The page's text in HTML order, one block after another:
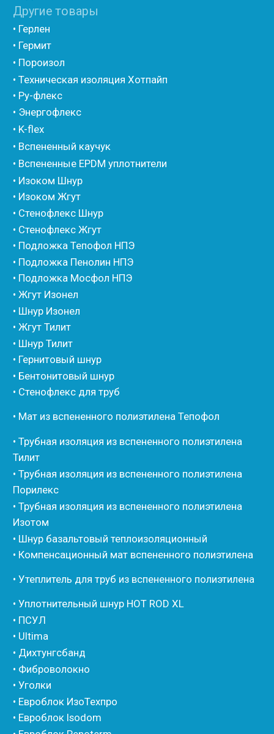
• Евроблок ИзоТехпро
• Евроблок Isodom
• Евроблок Penoterm
• Евроблок Порилекс
• Евроблок Стенофон